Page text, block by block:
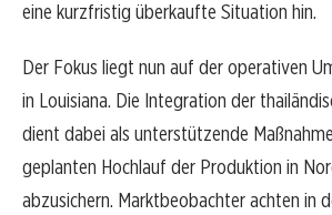
eine kurzfristig überkaufte Situation hin.
Der Fokus liegt nun auf der operativen
in Louisiana. Die Integration der
dient dabei als unterstützende
geplanten Hochlauf der Produktion in
abzusichern. Marktbeobachter achten in